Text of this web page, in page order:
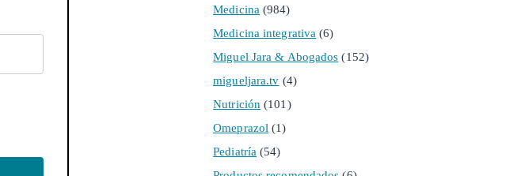
Medicina (984)
Medicina integrativa (6)
Miguel Jara & Abogados (152)
migueljara.tv (4)
Nutrición (101)
Omeprazol (1)
Pediatría (54)